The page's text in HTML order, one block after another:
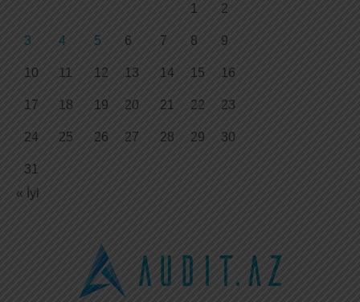
1 2
3 4 5 6 7 8 9
10 11 12 13 14 15 16
17 18 19 20 21 22 23
24 25 26 27 28 29 30
31
« İyl